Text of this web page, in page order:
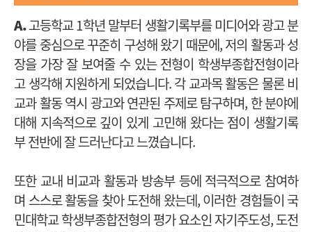
A. 고등학교 1학년 말부터 생활기록부를 미디어와 광고 분
야를 중심으로 꾸준히 구성해 왔기 때문에, 저의 활동과 성
장을 가장 잘 보여줄 수 있는 전형이 학생부종합전형이라
고 생각해 지원하게 되었습니다. 각 교과목 활동은 물론 비
교과 활동 역시 광고와 연관된 주제로 탐구하며, 한 분야에
대해 지속적으로 깊이 있게 고민해 왔다는 점이 생활기록
부 전반에 잘 드러난다고 느꼈습니다.
또한 교내 비교과 활동과 방송부 등에 적극적으로 참여하
며 스스로 활동을 찾아 도전해 왔는데, 이러한 경험들이 국
민대학교 학생부종합전형의 평가 요소인 자기주도성, 도전